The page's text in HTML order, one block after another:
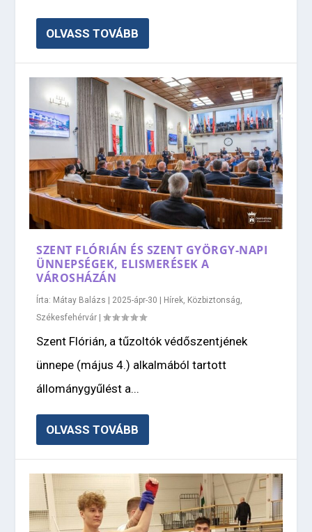
OLVASS TOVÁBB
SZENT FLÓRIÁN ÉS SZENT GYÖRGY-NAPI
ÜNNEPSÉGEK, ELISMERÉSEK A
VÁROSHÁZÁN
Írta: Mátay Balázs | 2025-ápr-30 | Hírek Közbiztonság
Székesfehérvár |
Szent Flórián, a tűzoltók védőszentjének
ünnepe (május 4.) alkalmából tartott
állománygyűlést a...
OLVASS TOVÁBB